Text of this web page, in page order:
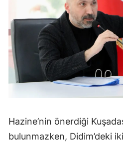
Hazine’nin önerdiği
bulunmazken, Didim’deki